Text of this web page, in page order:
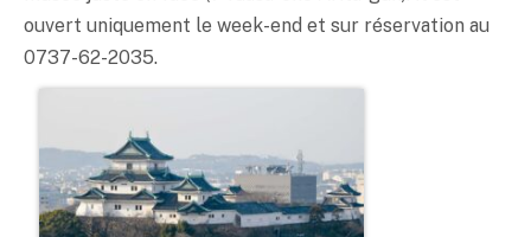
ouvert uniquement le week-end et sur réservation au
0737-62-2035.